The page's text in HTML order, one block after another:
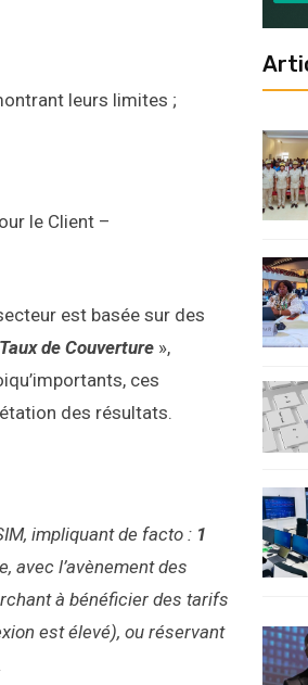
leurs limites ;
le Client –
est basée sur des
Taux de Couverture »,
ces
des résultats.
impliquant de facto : 1
avec l’avènement des
à bénéficier des tarifs
est élevé), ou réservant